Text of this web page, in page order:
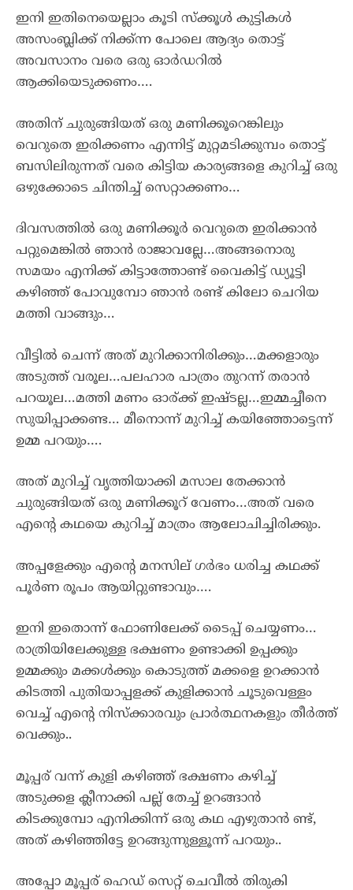
ഇനി ഇതിനെയെല്ലാം കൂടി സ്ക്കൂൾ കുട്ടികൾ
അസംബ്ലിക്ക് നിക്ക്ന്ന പോലെ ആദ്യം തൊട്ട്
അവസാനം വരെ ഒരു ഓർഡറിൽ
ആക്കിയെടുക്കണം….
അതിന് ചുരുങ്ങിയത് ഒരു മണിക്കൂറെങ്കിലും
വെറുതെ ഇരിക്കണം എന്നിട്ട് മുറ്റമടിക്കുമ്പം തൊട്ട്
ബസിലിരുന്നത് വരെ കിട്ടിയ കാര്യങ്ങളെ കുറിച്ച് ഒരു
ഒഴുക്കോടെ ചിന്തിച്ച് സെറ്റാക്കണം…
ദിവസത്തിൽ ഒരു മണിക്കൂർ വെറുതെ ഇരിക്കാൻ
പറ്റുമെങ്കിൽ ഞാൻ രാജാവല്ലേ…അങ്ങനൊരു
സമയം എനിക്ക് കിട്ടാത്തോണ്ട് വൈകിട്ട് ഡ്യൂട്ടി
കഴിഞ്ഞ് പോവുമ്പോ ഞാൻ രണ്ട് കിലോ ചെറിയ
മത്തി വാങ്ങും…
വീട്ടിൽ ചെന്ന് അത് മുറിക്കാനിരിക്കും…മക്കളാരും
അടുത്ത് വരൂല…പലഹാര പാത്രം തുറന്ന് തരാൻ
പറയൂല…മത്തി മണം ഓര്ക്ക് ഇഷ്ടല്ല…ഇമ്മച്ചീനെ
സുയിപ്പാക്കണ്ട… മീനൊന്ന് മുറിച്ച് കയിഞ്ഞോട്ടെന്ന്
ഉമ്മ പറയും….
അത് മുറിച്ച് വൃത്തിയാക്കി മസാല തേക്കാൻ
ചുരുങ്ങിയത് ഒരു മണിക്കൂറ് വേണം…അത് വരെ
എൻ്റെ കഥയെ കുറിച്ച് മാത്രം ആലോചിച്ചിരിക്കും.
അപ്പളേക്കും എൻ്റെ മനസില് ഗർഭം ധരിച്ച കഥക്ക്
പൂർണ രൂപം ആയിറ്റുണ്ടാവും….
ഇനി ഇതൊന്ന് ഫോണിലേക്ക് ടൈപ്പ് ചെയ്യണം…
രാത്രിയിലേക്കുള്ള ഭക്ഷണം ഉണ്ടാക്കി ഉപ്പക്കും
ഉമ്മക്കും മക്കൾക്കും കൊടുത്ത് മക്കളെ ഉറക്കാൻ
കിടത്തി പുതിയാപ്പളക്ക് കുളിക്കാൻ ചൂടുവെള്ളം
വെച്ച് എൻ്റെ നിസ്ക്കാരവും പ്രാർത്ഥനകളും തീർത്ത്
വെക്കും..
മൂപ്പര് വന്ന് കുളി കഴിഞ്ഞ് ഭക്ഷണം കഴിച്ച്
അടുക്കള ക്ലീനാക്കി പല്ല് തേച്ച് ഉറങ്ങാൻ
കിടക്കുമ്പോ എനിക്കിന്ന് ഒരു കഥ എഴുതാൻ ണ്ട്,
അത് കഴിഞ്ഞിട്ടേ ഉറങ്ങുന്നുള്ളൂന്ന് പറയും..
അപ്പോ മൂപ്പര് ഹെഡ് സെറ്റ് ചെവീൽ തിരുകി